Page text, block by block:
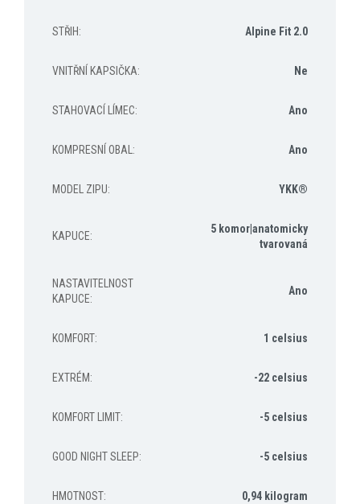
STŘIH: Alpine Fit 2.0
VNITŘNÍ KAPSIČKA: Ne
STAHOVACÍ LÍMEC: Ano
KOMPRESNÍ OBAL: Ano
MODEL ZIPU: YKK®
KAPUCE:
5 komor|anatomicky
tvarovaná
NASTAVITELNOST
KAPUCE:
Ano
KOMFORT: 1 celsius
EXTRÉM: -22 celsius
KOMFORT LIMIT: -5 celsius
GOOD NIGHT SLEEP: -5 celsius
HMOTNOST: 0,94 kilogram